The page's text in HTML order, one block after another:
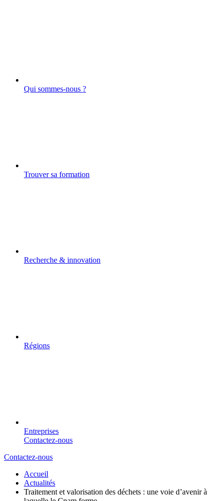
Qui sommes-nous ?
Trouver sa formation
Recherche & innovation
Régions
Entreprises
Contactez-nous
Contactez-nous
Accueil
Actualités
Traitement et valorisation des déchets : une voie d’avenir à